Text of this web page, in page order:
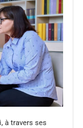
à travers ses